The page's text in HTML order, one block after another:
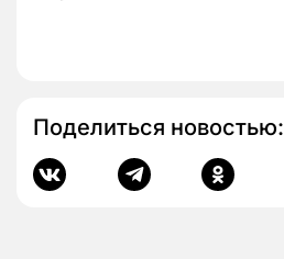
Поделиться новостью: